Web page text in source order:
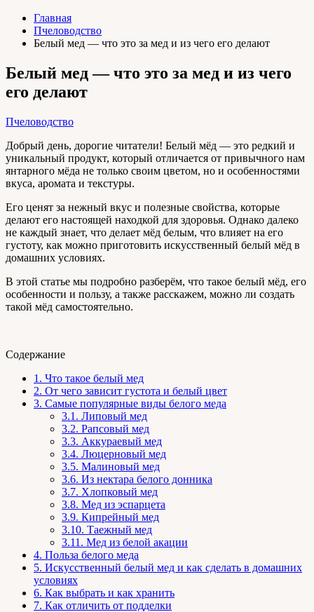
Главная
Пчеловодство
Белый мед — что это за мед и из чего его делают
Белый мед — что это за мед и из чего
его делают
Пчеловодство
Добрый день, дорогие читатели! Белый мёд — это редкий и
уникальный продукт, который отличается от привычного нам
янтарного мёда не только своим цветом, но и особенностями
вкуса, аромата и текстуры.
Его ценят за нежный вкус и полезные свойства, которые
делают его настоящей находкой для здоровья. Однако далеко
не каждый знает, что делает мёд белым, что влияет на его
густоту, как можно приготовить искусственный белый мёд в
домашних условиях.
В этой статье мы подробно разберём, что такое белый мёд, его
особенности и пользу, а также расскажем, можно ли создать
такой мёд самостоятельно.
Содержание
1. Что такое белый мед
2. От чего зависит густота и белый цвет
3. Самые популярные виды белого меда
3.1. Липовый мед
3.2. Рапсовый мед
3.3. Аккураевый мед
3.4. Люцерновый мед
3.5. Малиновый мед
3.6. Из нектара белого донника
3.7. Хлопковый мед
3.8. Мед из эспарцета
3.9. Кипрейный мед
3.10. Таежный мед
3.11. Мед из белой акации
4. Польза белого меда
5. Искусственный белый мед и как сделать в домашних
условиях
6. Как выбрать и как хранить
7. Как отличить от подделки